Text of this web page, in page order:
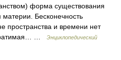
форма существования
Бесконечность
пространства и времени нет
…
Энциклопедический